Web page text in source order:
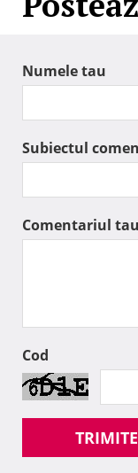
Numele tau
Subiectul
Comentariul tau
Cod
TRIMITE